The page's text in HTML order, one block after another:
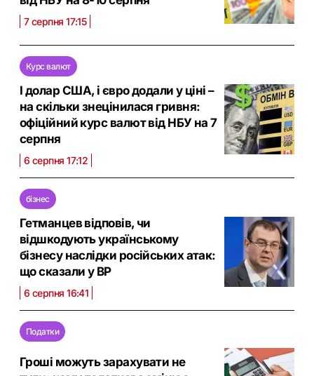
7 серпня 17:15
Курс валют
І долар США, і євро додали у ціні –
на скільки знецінилася гривня:
офіційний курс валют від НБУ на 7
серпня
6 серпня 17:12
бізнес
Гетманцев відповів, чи
відшкодують українському
бізнесу наслідки російських атак:
що сказали у ВР
6 серпня 16:41
Податки
Гроші можуть зарахувати не